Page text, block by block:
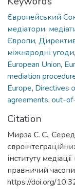
Європейський
медіатори,
Європи,
міжнародні угоди,
European Union,
mediation
Europe, Directives
agreements, out-
Citation
Мирза С. С.,
інституту
правничий
https://doi.org/